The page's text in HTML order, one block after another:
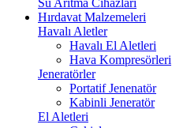
Su Arıtma Cihazları
Hırdavat Malzemeleri
Havalı Aletler
Havalı El Aletleri
Hava Kompresörleri
Jeneratörler
Portatif Jenenatör
Kabinli Jeneratör
El Aletleri